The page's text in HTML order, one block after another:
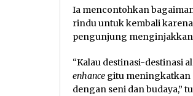
Ia mencontohkan
rindu untuk kembali
pengunjung
“Kalau destinasi-destinasi
enhance gitu meningkatkan
dengan seni dan budaya,”